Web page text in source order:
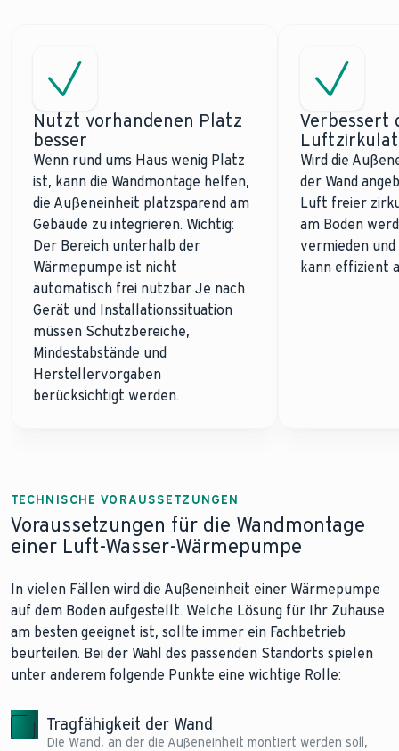
Nutzt vorhandenen Platz
besser
Wenn rund ums Haus wenig Platz
ist, kann die Wandmontage helfen,
die Außeneinheit platzsparend am
Gebäude zu integrieren. Wichtig:
Der Bereich unterhalb der
Wärmepumpe ist nicht
automatisch frei nutzbar. Je nach
Gerät und Installationssituation
müssen Schutzbereiche,
Mindestabstände und
Herstellervorgaben
berücksichtigt werden.
Verbessert
Wird die
der Wand
Luft freier
am Boden
vermieden
kann effizient
TECHNISCHE VORAUSSETZUNGEN
Voraussetzungen für die Wandmontage
einer Luft-Wasser-Wärmepumpe
In vielen Fällen wird die Außeneinheit einer Wärmepumpe
auf dem Boden aufgestellt. Welche Lösung für Ihr Zuhause
am besten geeignet ist, sollte immer ein Fachbetrieb
beurteilen. Bei der Wahl des passenden Standorts spielen
unter anderem folgende Punkte eine wichtige Rolle:
Tragfähigkeit der Wand
Die Wand, an der die Außeneinheit montiert werden soll,